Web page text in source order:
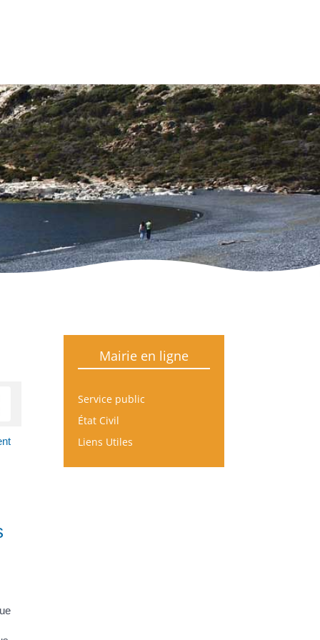
Mairie en ligne
Service public
État Civil
Liens Utiles